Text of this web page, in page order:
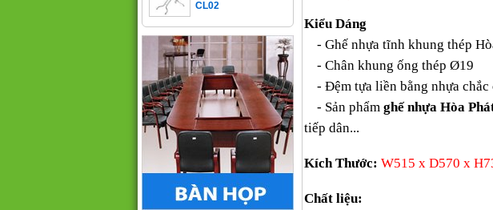
Kiểu Dáng
- Ghế nhựa tĩnh khung thép
- Chân khung ống thép Ø19
- Đệm tựa liền bằng nhựa chắc
- Sản phẩm ghế nhựa Hòa
tiếp dân...
Kích Thước: W515 x D570 x
Chất liệu: